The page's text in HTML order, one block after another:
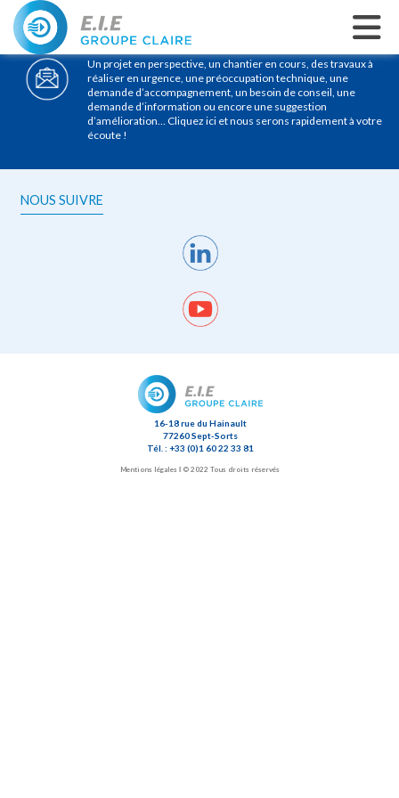
CONTACT
Un projet en perspective, un chantier en cours, des travaux à
réaliser en urgence, une préoccupation technique, une
demande d’accompagnement, un besoin de conseil, une
demande d’information ou encore une suggestion
d’amélioration… Cliquez ici et nous serons rapidement à votre
écoute !
NOUS SUIVRE
16-18 rue du Hainault
77260 Sept-Sorts
Tél. : +33 (0)1 60 22 33 81
Mentions légales Ι © 2022 Tous droits réservés